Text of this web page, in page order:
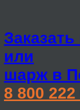
или
шарж в
8 800 222